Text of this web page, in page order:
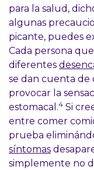
para la salud,
algunas
picante, puedes
Cada persona
diferentes
se dan cuenta
provocar la
estomacal.4 Si
entre comer
prueba
síntomas
simplemente no